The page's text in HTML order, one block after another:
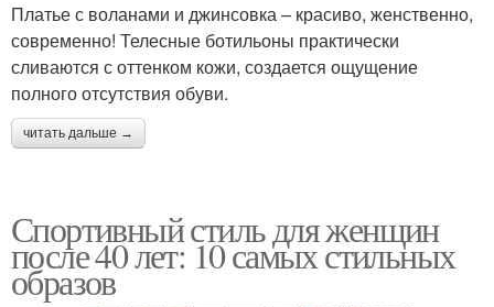
Платье с воланами и джинсовка – красиво, женственно,
современно! Телесные ботильоны практически
сливаются с оттенком кожи, создается ощущение
полного отсутствия обуви.
читать дальше →
Спортивный стиль для женщин
после 40 лет: 10 самых стильных
образов